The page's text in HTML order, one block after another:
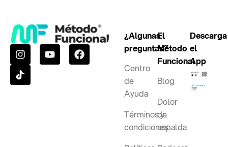
¿Algunas
preguntas?
Centro
de
Ayuda
Términos y
condiciones
El
Método
Funcional
Blog
Dolor
de
espalda
Descarga
el
App